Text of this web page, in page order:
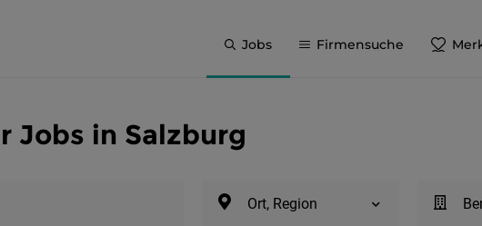
Jobs Firmensuche
Jobs in Salzburg
Ort, Region